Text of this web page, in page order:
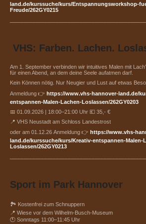
land.de/kurssuche/kurs/Entspannungsworkshop-
Freude/262GY0215
VHS: Farben. Lachen.
Am 1. September verbinden wir intuitives Malen mit
für einen Abend, an dem deine Seele aufatmen darf.
Kein Können nötig. Nur Neugier und Lust auf etwas
Anmeldung 👉 https://www.vhs-hannover-land.de/
entspannen-Malen-Lachen-Loslassen/262GY0203
📅 01.09.2026 | 18:00–21:00 Uhr 💶 35,- €
📍 VHS Neustadt am Schloss Landestrost
oder am 01.12.26 Anmeldung 👉 https://www.vhs-
land.de/kurssuche/kurs/Kreativ-entspannen-Malen-
Loslassen/262GY0213
Sport im Park Hannover
🏞 Kostenfrei zum Schnuppern
📍 Wiese vor dem Wilhelm-Busch-Museum
🕚 Sonntags 11:00–11:45 Uhr